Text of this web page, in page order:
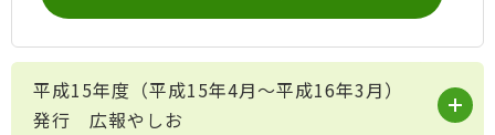
平成15年度（平成15年4月～平成16年3月）
発行 広報やしお